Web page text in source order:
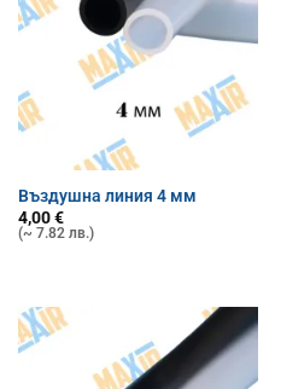
Въздушна линия 4 мм
4,00€
(~ 7.82 лв.)